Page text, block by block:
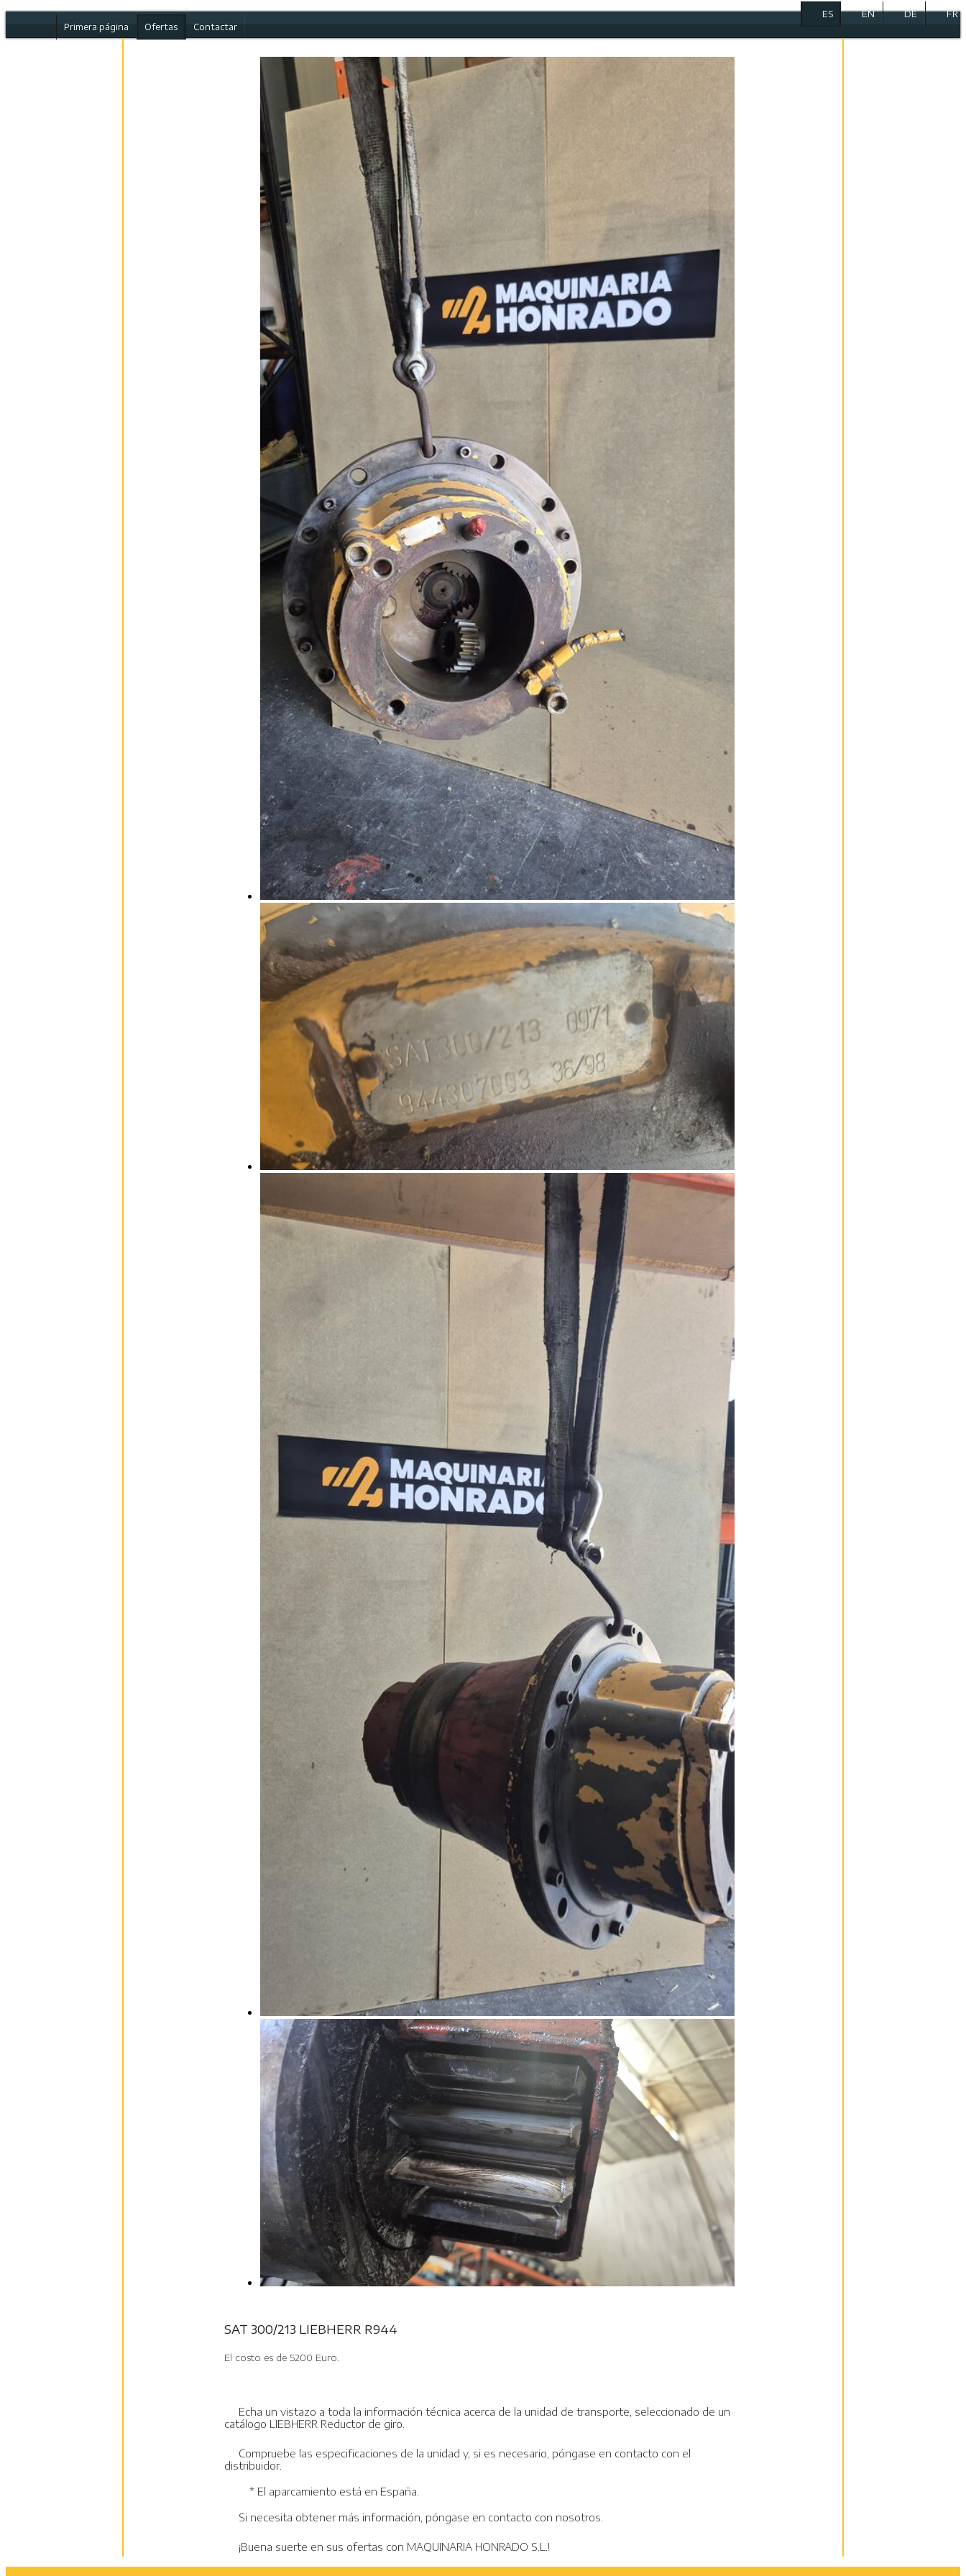
Primera página Ofertas Contactar
ES EN DE FR
SAT 300/213 LIEBHERR R944
El costo es de 5200 Euro.
Echa un vistazo a toda la información técnica acerca de la unidad de transporte, seleccionado de un
catálogo LIEBHERR Reductor de giro.
Compruebe las especificaciones de la unidad y, si es necesario, póngase en contacto con el
distribuidor.
El aparcamiento está en España.
Si necesita obtener más información, póngase en contacto con nosotros.
¡Buena suerte en sus ofertas con MAQUINARIA HONRADO S.L.!